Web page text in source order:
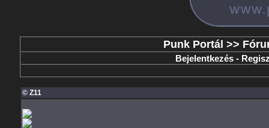
Punk Portál >>
Bejelentkezés -
© Z11